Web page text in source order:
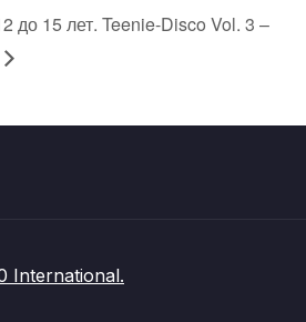
до 15 лет. Teenie-Disco Vol. 3 –
International.